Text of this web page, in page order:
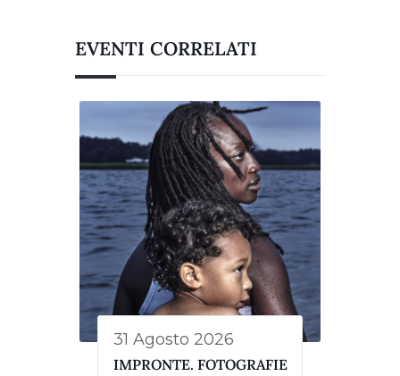
EVENTI CORRELATI
31 Agosto 2026
IMPRONTE. FOTOGRAFIE